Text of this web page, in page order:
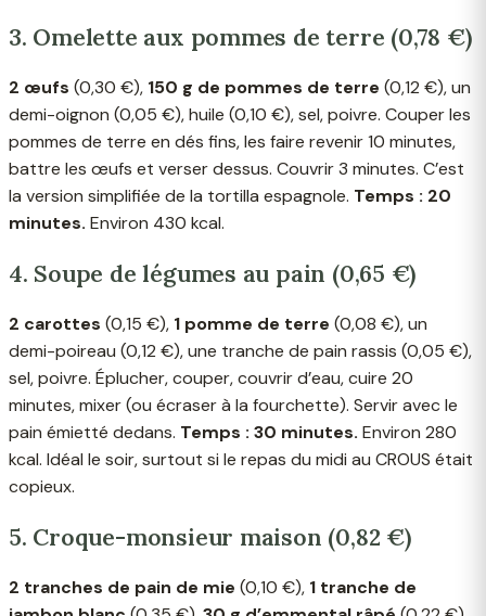
3. Omelette aux pommes de terre (0,78 €)
2 œufs (0,30 €), 150 g de pommes de terre (0,12 €), un
demi-oignon (0,05 €), huile (0,10 €), sel, poivre. Couper les
pommes de terre en dés fins, les faire revenir 10 minutes,
battre les œufs et verser dessus. Couvrir 3 minutes. C’est
la version simplifiée de la tortilla espagnole. Temps : 20
minutes. Environ 430 kcal.
4. Soupe de légumes au pain (0,65 €)
2 carottes (0,15 €), 1 pomme de terre (0,08 €), un
demi-poireau (0,12 €), une tranche de pain rassis (0,05 €),
sel, poivre. Éplucher, couper, couvrir d’eau, cuire 20
minutes, mixer (ou écraser à la fourchette). Servir avec le
pain émietté dedans. Temps : 30 minutes. Environ 280
kcal. Idéal le soir, surtout si le repas du midi au CROUS était
copieux.
5. Croque-monsieur maison (0,82 €)
2 tranches de pain de mie (0,10 €), 1 tranche de